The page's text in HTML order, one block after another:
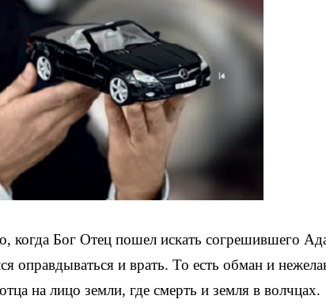
когда Бог Отец пошел искать согрешившего
оправдываться и врать. То есть обман и
на лицо земли, где смерть и земля в волчцах.